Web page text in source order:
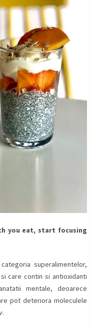
you eat, start focusing
superalimentelor,
care contin si antioxidanti
mentale, deoarece
pot deteriora moleculele